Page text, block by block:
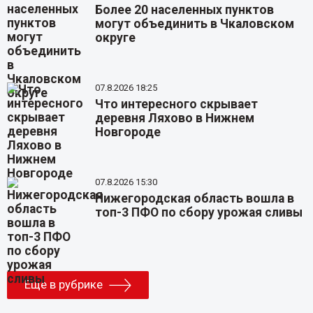
Более 20 населенных пунктов
могут объединить в Чкаловском
округе
07.8.2026 18:25
Что интересного скрывает
деревня Ляхово в Нижнем
Новгороде
07.8.2026 15:30
Нижегородская область вошла в
топ-3 ПФО по сбору урожая сливы
Еще в рубрике